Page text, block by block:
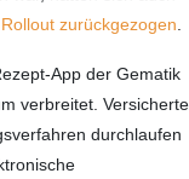
zurückgezogen
App der Gematik
verbreitet. Versicherte
durchlaufen